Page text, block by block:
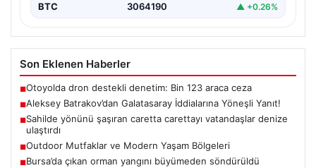
BTC 3064190 ▲ +0.26%
Son Eklenen Haberler
■Otoyolda dron destekli denetim: Bin 123 araca ceza
■Aleksey Batrakov’dan Galatasaray İddialarına Yöneşli Yanıt!
■Sahilde yönünü şaşıran caretta carettayı vatandaşlar denize
ulaştırdı
■Outdoor Mutfaklar ve Modern Yaşam Bölgeleri
■Bursa’da çıkan orman yangını büyümeden söndürüldü